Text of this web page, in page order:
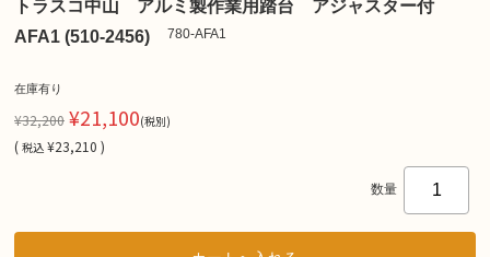
トラスコ中山 アルミ製作業用踏台 アジャスター付
AFA1 (510-2456)
780-AFA1
在庫有り
¥32,200 ¥21,100(税別)
( 税込 ¥23,210 )
数量